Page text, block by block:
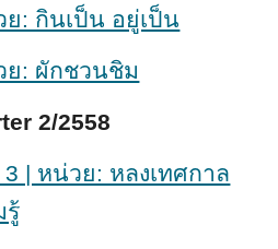
: กินเป็น อยู่เป็น
: ผักชวนชิม
2/2558
| หน่วย: หลงเทศกาล
รู้